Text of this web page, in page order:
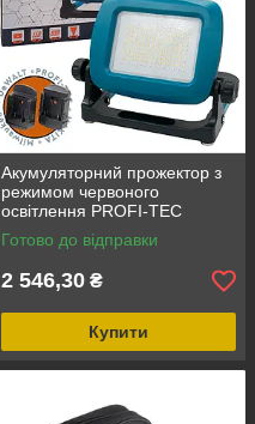
Акумуляторний прожектор з
режимом червоного
освітлення PROFI-TEC
PT3100G POWERLine (без
акумулятора та зарядного
Готово до відправки
2 546,30 ₴
Купити